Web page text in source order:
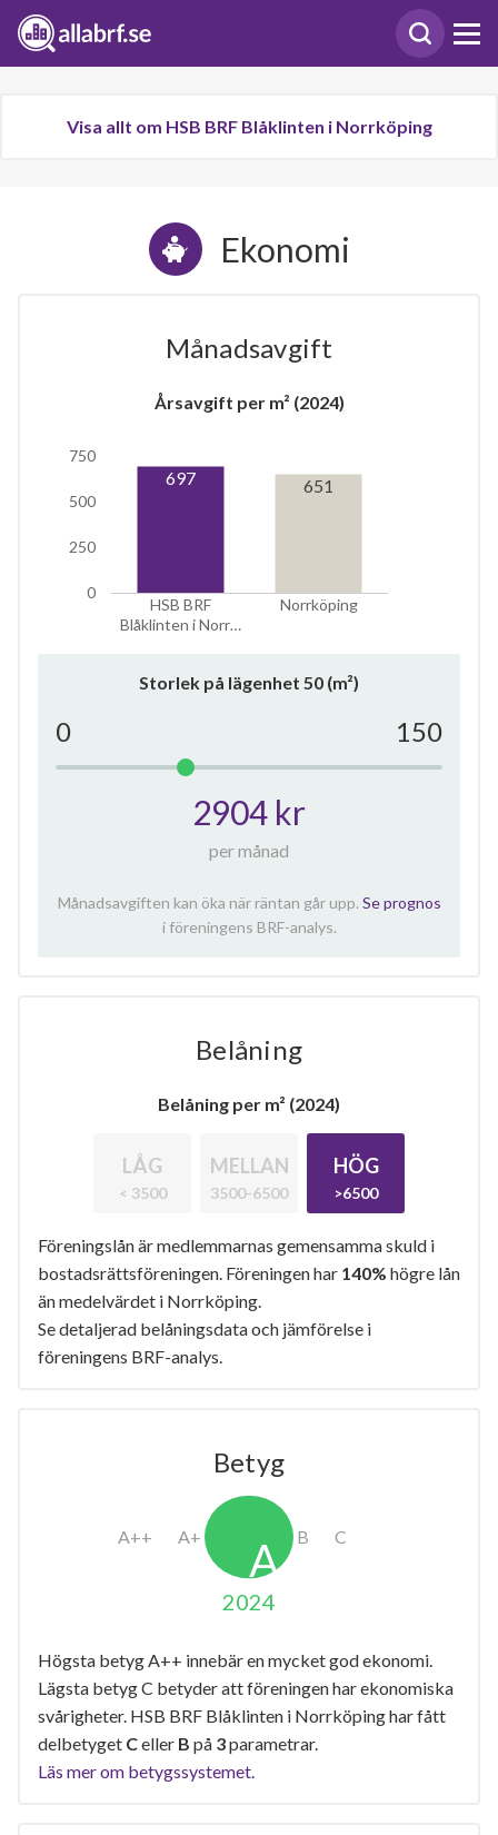
Visa allt om HSB BRF Blåklinten i Norrköping
Ekonomi
Månadsavgift
Årsavgift per m² (2024)
HSB BRF
Blåklinten i Norr…
Norrköping
0
250
500
750
697 651
Storlek på lägenhet 50 (m²)
0 150
2904 kr
per månad
Månadsavgiften kan öka när räntan går upp. Se prognos
i föreningens BRF-analys.
Belåning
Belåning per m² (2024)
LÅG
< 3500
MELLAN
3500-6500
HÖG
>6500
Föreningslån är medlemmarnas gemensamma skuld i
bostadsrättsföreningen. Föreningen har 140% högre lån
än medelvärdet i Norrköping.
Se detaljerad belåningsdata och jämförelse i
föreningens BRF-analys.
Betyg
2024
Högsta betyg A++ innebär en mycket god ekonomi.
Lägsta betyg C betyder att föreningen har ekonomiska
svårigheter. HSB BRF Blåklinten i Norrköping har fått
delbetyget Celler B på 3parametrar.
Läs mer om betygssystemet.